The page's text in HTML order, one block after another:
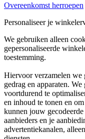
Overeenkomst herroepen
Personaliseer je
We gebruiken alleen
gepersonaliseerde
toestemming.
Hiervoor verzamelen we
gedrag en apparaten.
voortdurend te
en inhoud te tonen en
kunnen jouw
aanbieders en je
advertentiekanalen,